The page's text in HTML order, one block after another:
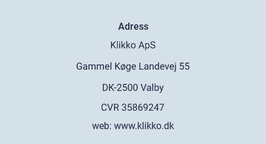
Adress
web: www.klikko.dk